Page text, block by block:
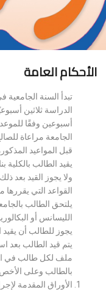
الأحكام العامة
تبدأ السنة
الدراسة ثلاثين
أسبوعين وفقًا
الجامعة مراعاة
قبل المواعيد
يقيد الطالب
ولا يجوز القيد بعد
القواعد التي
يلتحق الطالب
الليسانس أو
يجوز للطالب أن
يتم قيد الطالب بعد
ملف لكل طالب في
بالطالب وعلى
الأوراق المقدمة